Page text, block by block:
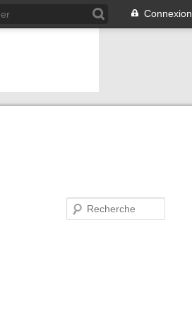
Connexion